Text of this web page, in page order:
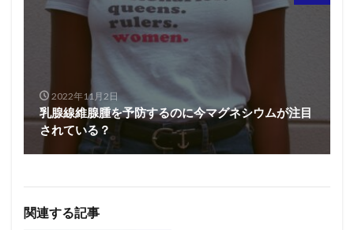
2022年11月2日
乳腺線維腺腫を予防するのに今マグネシウムが注目
されている？
関連する記事